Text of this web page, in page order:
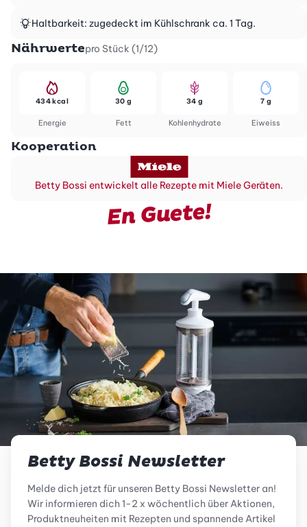
Haltbarkeit: zugedeckt im Kühlschrank ca. 1 Tag.
Nährwertepro Stück (1/12)
Energie
434 kcal
Fett
30 g
Kohlenhydrate
34 g
Eiweiss
7 g
Kooperation
Betty Bossi entwickelt alle Rezepte mit Miele Geräten.
En Guete!
Betty Bossi Newsletter
Melde dich jetzt für unseren Betty Bossi Newsletter an!
Wir informieren dich 1-2 x wöchentlich über Aktionen,
Produktneuheiten mit Rezepten und spannende Artikel